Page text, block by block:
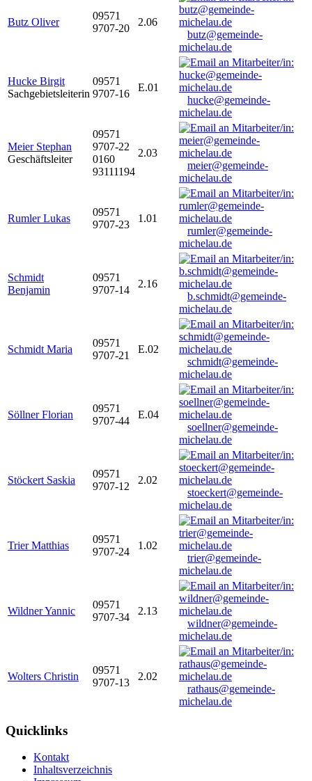
Butz Oliver
09571
9707-20
2.06
butz@gemeinde-
michelau.de
Hucke Birgit
Sachgebietsleiterin
09571
9707-16
E.01
hucke@gemeinde-
michelau.de
Meier Stephan
Geschäftsleiter
09571
9707-22
0160
93111194
2.03
meier@gemeinde-
michelau.de
Rumler Lukas
09571
9707-23
1.01
rumler@gemeinde-
michelau.de
Schmidt
Benjamin
09571
9707-14
2.16
b.schmidt@gemeinde-
michelau.de
Schmidt Maria
09571
9707-21
E.02
schmidt@gemeinde-
michelau.de
Söllner Florian
09571
9707-44
E.04
soellner@gemeinde-
michelau.de
Stöckert Saskia
09571
9707-12
2.02
stoeckert@gemeinde-
michelau.de
Trier Matthias
09571
9707-24
1.02
trier@gemeinde-
michelau.de
Wildner Yannic
09571
9707-34
2.13
wildner@gemeinde-
michelau.de
Wolters Christin
09571
9707-13
2.02
rathaus@gemeinde-
michelau.de
Quicklinks
Kontakt
Inhaltsverzeichnis